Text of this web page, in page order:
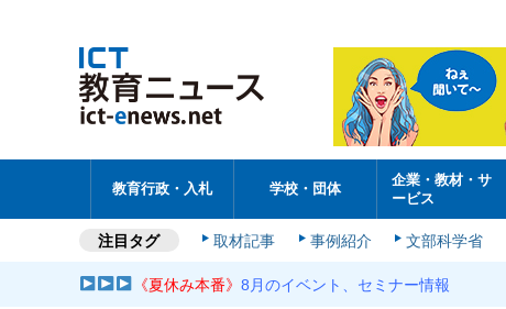
教育行政・入札 学校・団体
企業・教材・サ
ービス
注目タグ 取材記事 事例紹介 文部科学省
《夏休み本番》8月のイベント、セミナー情報